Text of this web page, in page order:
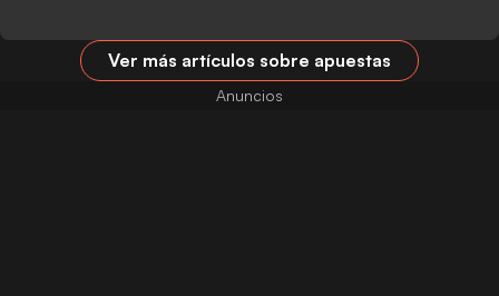
Ver más artículos sobre apuestas